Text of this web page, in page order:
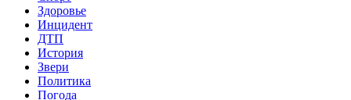
Здоровье
Инцидент
ДТП
История
Звери
Политика
Погода